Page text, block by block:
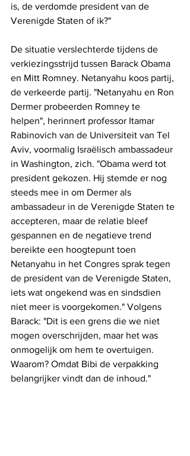
is, de verdomde president van de
Verenigde Staten of ik?"
De situatie verslechterde tijdens de
verkiezingsstrijd tussen Barack Obama
en Mitt Romney. Netanyahu koos partij,
de verkeerde partij. "Netanyahu en Ron
Dermer probeerden Romney te
helpen", herinnert professor Itamar
Rabinovich van de Universiteit van Tel
Aviv, voormalig Israëlisch ambassadeur
in Washington, zich. "Obama werd tot
president gekozen. Hij stemde er nog
steeds mee in om Dermer als
ambassadeur in de Verenigde Staten te
accepteren, maar de relatie bleef
gespannen en de negatieve trend
bereikte een hoogtepunt toen
Netanyahu in het Congres sprak tegen
de president van de Verenigde Staten,
iets wat ongekend was en sindsdien
niet meer is voorgekomen." Volgens
Barack: "Dit is een grens die we niet
mogen overschrijden, maar het was
onmogelijk om hem te overtuigen.
Waarom? Omdat Bibi de verpakking
belangrijker vindt dan de inhoud."